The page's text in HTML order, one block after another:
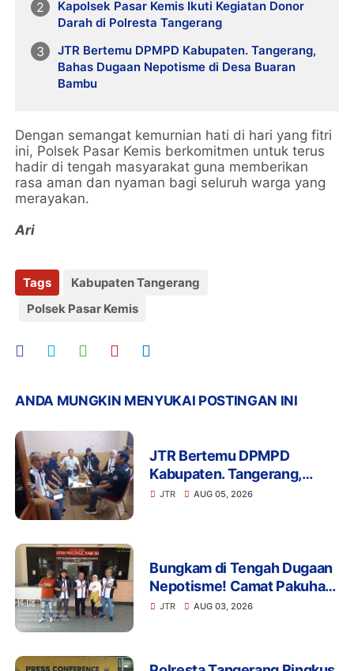
Kapolsek Pasar Kemis Ikuti Kegiatan Donor
Darah di Polresta Tangerang
JTR Bertemu DPMPD Kabupaten. Tangerang,
Bahas Dugaan Nepotisme di Desa Buaran
Bambu
Dengan semangat kemurnian hati di hari yang fitri
ini, Polsek Pasar Kemis berkomitmen untuk terus
hadir di tengah masyarakat guna memberikan
rasa aman dan nyaman bagi seluruh warga yang
merayakan.
Ari
Tags
Kabupaten Tangerang
Polsek Pasar Kemis
ANDA MUNGKIN MENYUKAI POSTINGAN INI
JTR Bertemu DPMPD
Kabupaten. Tangerang,
Bahas Dugaan Nepotisme di
JTR AUG 05, 2026
Bungkam di Tengah Dugaan
Nepotisme! Camat Pakuhaji
Tak Menjawab Soal Kaur
JTR AUG 03, 2026